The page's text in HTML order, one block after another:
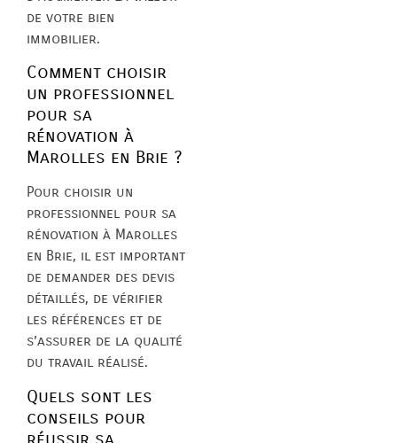
de votre bien
immobilier.
Comment choisir
un professionnel
pour sa
rénovation à
Marolles en Brie ?
Pour choisir un
professionnel pour sa
rénovation à Marolles
en Brie, il est important
de demander des devis
détaillés, de vérifier
les références et de
s’assurer de la qualité
du travail réalisé.
Quels sont les
conseils pour
réussir sa